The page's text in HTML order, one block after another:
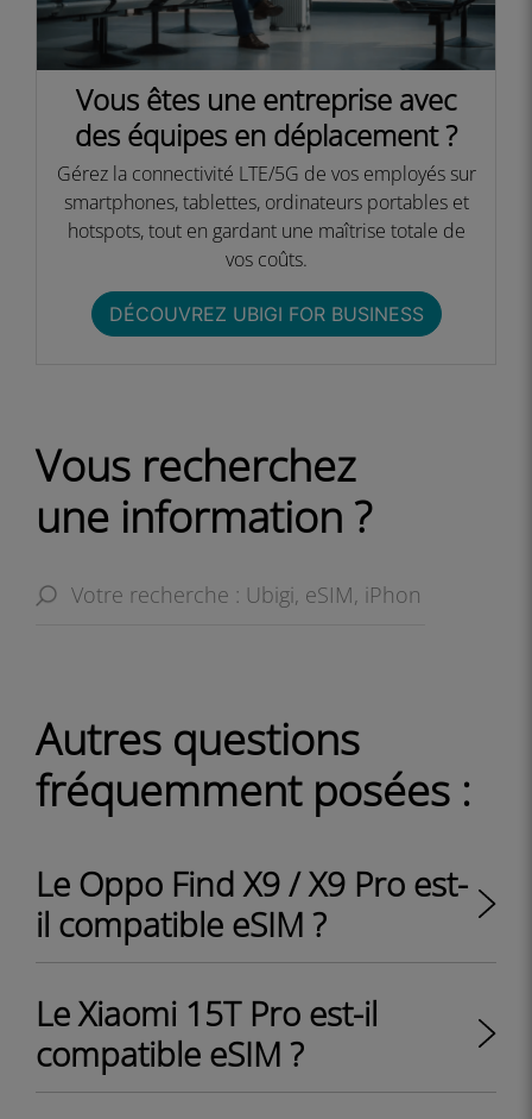
Vous êtes une entreprise avec
des équipes en déplacement ?​
Gérez la connectivité LTE/5G de vos employés sur
smartphones, tablettes, ordinateurs portables et
hotspots, tout en gardant une maîtrise totale de
vos coûts.​​
DÉCOUVREZ UBIGI FOR BUSINESS​
Vous recherchez
une information ?
Autres questions
fréquemment posées :
Le Oppo Find X9 / X9 Pro est-
il compatible eSIM ?
Le Xiaomi 15T Pro est-il
compatible eSIM ?